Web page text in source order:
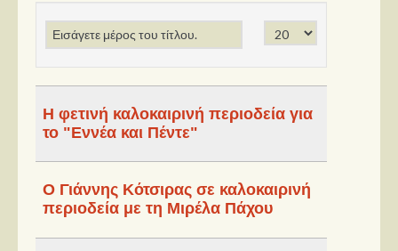
Παρουσιάσεις
Σειρές
Ταινίες
Βιβλία
Video News
Καλλιτέχνες
Η φετινή καλοκαιρινή περιοδεία για
το "Εννέα και Πέντε"
Ο Γιάννης Κότσιρας σε καλοκαιρινή
περιοδεία με τη Μιρέλα Πάχου